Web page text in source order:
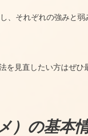
、それぞれの強みと弱
見直したい方はぜひ
）の基本